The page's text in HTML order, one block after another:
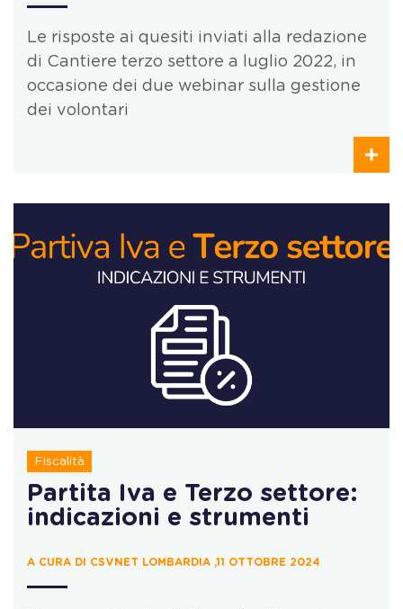
Le risposte ai quesiti inviati alla redazione
di Cantiere terzo settore a luglio 2022, in
occasione dei due webinar sulla gestione
dei volontari
Fiscalità
Partita Iva e Terzo settore:
indicazioni e strumenti
A CURA DI CSVNET LOMBARDIA ,11 OTTOBRE 2024